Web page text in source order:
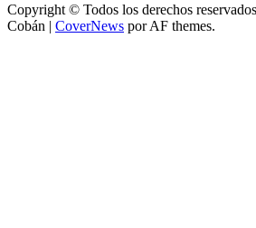
Copyright © Todos los derechos
Cobán | CoverNews por AF themes.